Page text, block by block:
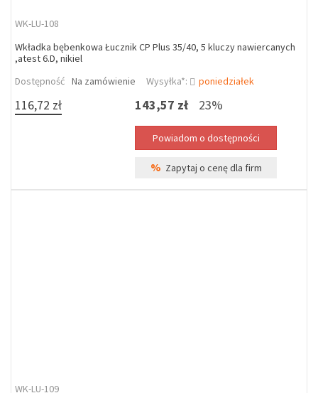
WK-LU-108
Wkładka bębenkowa Łucznik CP Plus 35/40, 5 kluczy nawiercanych
,atest 6.D, nikiel
Dostępność Na zamówienie Wysyłka*: poniedziałek
116,72 zł 143,57 zł 23%
% Zapytaj o cenę dla firm
WK-LU-109